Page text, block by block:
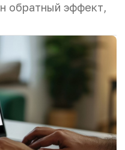
обратный эффект,